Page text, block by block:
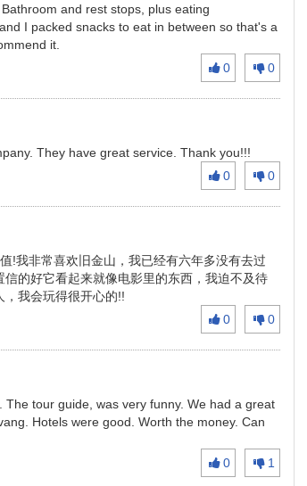
and rest stops, plus eating
I packed snacks to eat in between so that's a
it.
0
0
They have great service. Thank you!!!
0
0
!我非常喜欢旧金山，我已经有六年多没有去过
的好它看起来就像电影里的东西，我迫不及待
我会玩得很开心的!!
0
0
tour guide, was very funny. We had a great
Hotels were good. Worth the money. Can
1
0